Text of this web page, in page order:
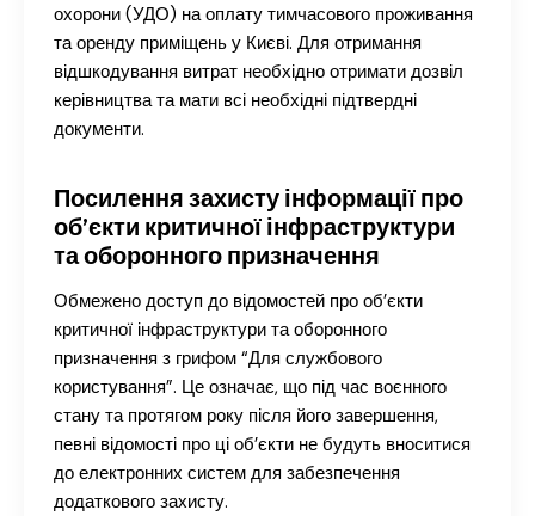
охорони (УДО) на оплату тимчасового проживання
та оренду приміщень у Києві. Для отримання
відшкодування витрат необхідно отримати дозвіл
керівництва та мати всі необхідні підтвердні
документи.
Посилення захисту інформації про
об’єкти критичної інфраструктури
та оборонного призначення
Обмежено доступ до відомостей про об’єкти
критичної інфраструктури та оборонного
призначення з грифом “Для службового
користування”. Це означає, що під час воєнного
стану та протягом року після його завершення,
певні відомості про ці об’єкти не будуть вноситися
до електронних систем для забезпечення
додаткового захисту.